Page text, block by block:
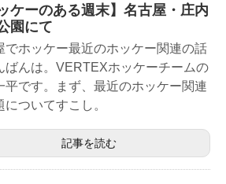
ケーのある週末】名古屋・庄内
園にて
でホッケー最近のホッケー関連の話
ばんは。VERTEXホッケーチームの
平です。まず、最近のホッケー関連
についてすこし。
記事を読む